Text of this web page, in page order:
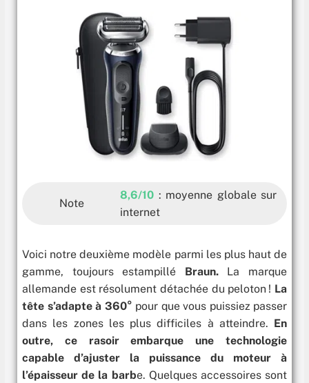
Note
8,6/10 : moyenne globale sur
internet
Voici notre deuxième modèle parmi les plus haut de
gamme, toujours estampillé Braun.La marque
allemande est résolument détachée du peloton ! La
tête s’adapte à 360° pour que vous puissiez passer
dans les zones les plus difficiles à atteindre. En
outre, ce rasoir embarque une technologie
capable d’ajuster la puissance du moteur à
l’épaisseur de la barbe. Quelques accessoires sont